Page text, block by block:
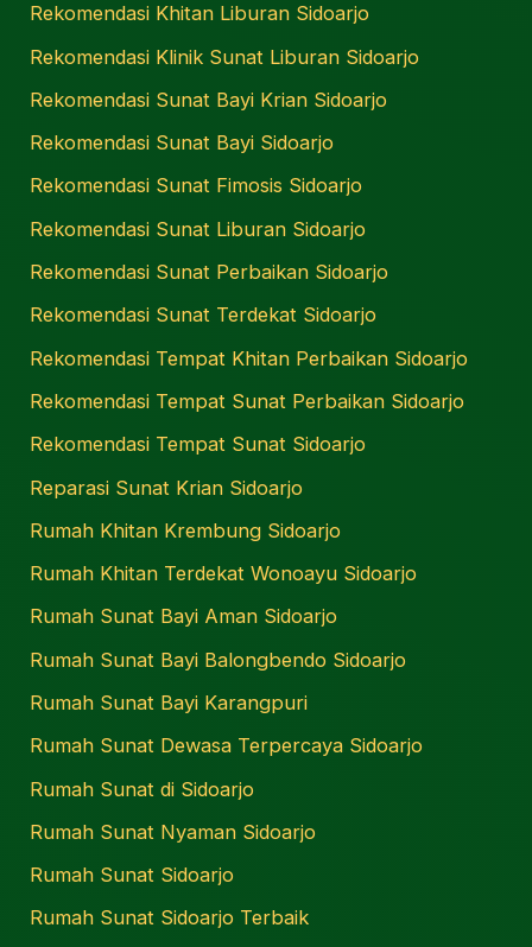
Rekomendasi Khitan Liburan Sidoarjo
Rekomendasi Klinik Sunat Liburan Sidoarjo
Rekomendasi Sunat Bayi Krian Sidoarjo
Rekomendasi Sunat Bayi Sidoarjo
Rekomendasi Sunat Fimosis Sidoarjo
Rekomendasi Sunat Liburan Sidoarjo
Rekomendasi Sunat Perbaikan Sidoarjo
Rekomendasi Sunat Terdekat Sidoarjo
Rekomendasi Tempat Khitan Perbaikan Sidoarjo
Rekomendasi Tempat Sunat Perbaikan Sidoarjo
Rekomendasi Tempat Sunat Sidoarjo
Reparasi Sunat Krian Sidoarjo
Rumah Khitan Krembung Sidoarjo
Rumah Khitan Terdekat Wonoayu Sidoarjo
Rumah Sunat Bayi Aman Sidoarjo
Rumah Sunat Bayi Balongbendo Sidoarjo
Rumah Sunat Bayi Karangpuri
Rumah Sunat Dewasa Terpercaya Sidoarjo
Rumah Sunat di Sidoarjo
Rumah Sunat Nyaman Sidoarjo
Rumah Sunat Sidoarjo
Rumah Sunat Sidoarjo Terbaik